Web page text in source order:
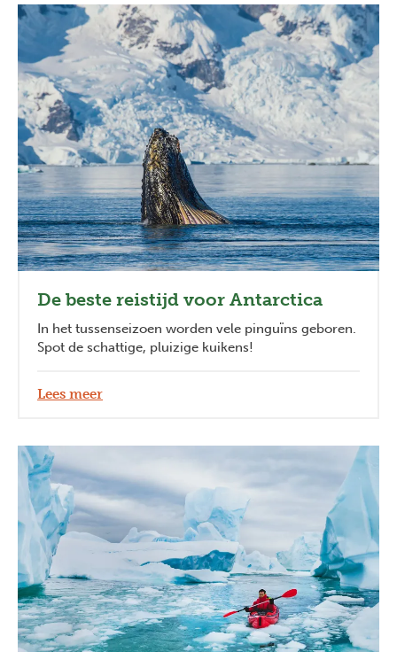
De beste reistijd voor Antarctica
In het tussenseizoen worden vele pinguïns geboren.
Spot de schattige, pluizige kuikens!
Lees meer